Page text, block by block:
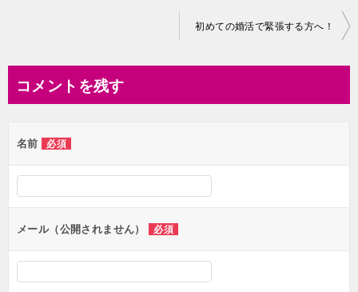
ビ
ー
シ
ョ
ン
初めての婚活で緊張する方へ！
コメントを残す
名前 必須
メール（公開されません） 必須